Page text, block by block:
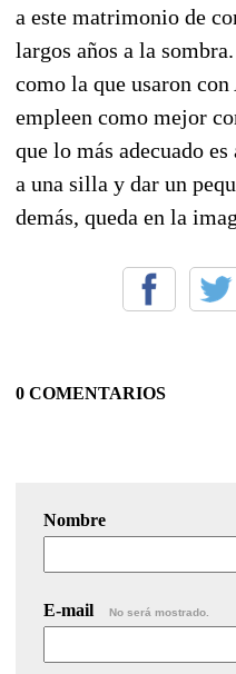
a este matrimonio de
largos años a la
como la que usaron
empleen como mejor
que lo más adecuado
a una silla y dar un
demás, queda en la
0 COMENTARIOS
Nombre
E-mail No será mostrado.